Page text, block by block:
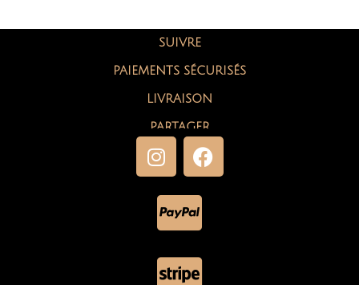
SUIVRE
PAIEMENTS SÉCURISÉS
LIVRAISON
PARTAGER